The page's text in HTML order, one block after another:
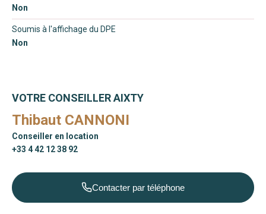
Non
Soumis à l'affichage du DPE
Non
VOTRE CONSEILLER AIXTY
Thibaut CANNONI
Conseiller en location
+33 4 42 12 38 92
Contacter par téléphone